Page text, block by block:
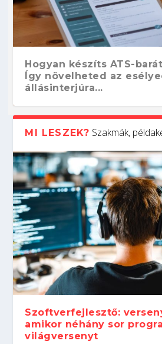
Hogyan készíts ATS-
Így növelheted az
állásinterjúra...
Kitalálod, mire
gépeket?
Nem sikerült az
Tanulj szakmát!
Szoftverfejlesztő:
amikor néhány sor
világversenyt...
Digitális detox – hogyan
telefon nélkül?
MI LESZEK? Szakmák,
Szoftverfejlesztő:
amikor néhány sor
világversenyt